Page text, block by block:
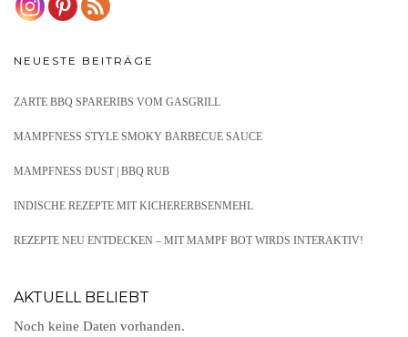
NEUESTE BEITRÄGE
ZARTE BBQ SPARERIBS VOM GASGRILL
MAMPFNESS STYLE SMOKY BARBECUE SAUCE
MAMPFNESS DUST | BBQ RUB
INDISCHE REZEPTE MIT KICHERERBSENMEHL
REZEPTE NEU ENTDECKEN – MIT MAMPF BOT WIRDS INTERAKTIV!
AKTUELL BELIEBT
Noch keine Daten vorhanden.